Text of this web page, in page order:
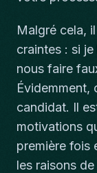
Malgré cela,
craintes : si
nous faire
Évidemment,
candidat. Il
motivations
première fois
les raisons